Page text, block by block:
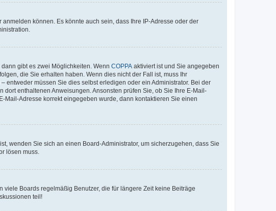
können. Es könnte auch sein, dass Ihre IP-Adresse oder der
gibt es zwei Möglichkeiten. Wenn COPPA aktiviert ist und Sie angegeben
die Sie erhalten haben. Wenn dies nicht der Fall ist, muss Ihr
entweder müssen Sie dies selbst erledigen oder ein Administrator. Bei der
enthaltenen Anweisungen. Ansonsten prüfen Sie, ob Sie Ihre E-Mail-
Adresse korrekt eingegeben wurde, dann kontaktieren Sie einen
wenden Sie sich an einen Board-Administrator, um sicherzugehen, dass Sie
lösen muss.
Boards regelmäßig Benutzer, die für längere Zeit keine Beiträge
teil!